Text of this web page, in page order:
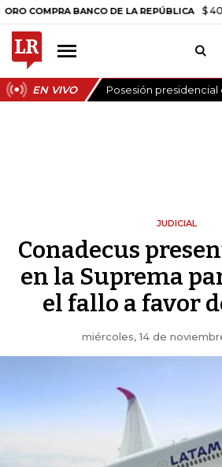
BANCO DE LA REPÚBLICA $
EN VIVO Posesión
JUDICIAL
Conadecus
en la Suprema
el fallo a favor
miércoles, 14 de